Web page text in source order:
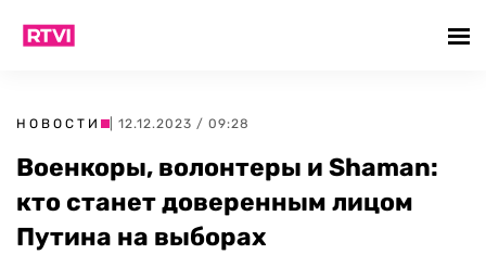
НОВОСТИ | 12.12.2023 / 09:28
Военкоры, волонтеры и Shaman:
кто станет доверенным лицом
Путина на выборах